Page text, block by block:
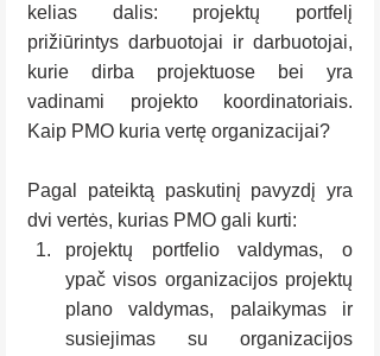
kelias dalis: projektų portfelį
prižiūrintys darbuotojai ir darbuotojai,
kurie dirba projektuose bei yra
vadinami projekto koordinatoriais.
Kaip PMO kuria vertę organizacijai?
Pagal pateiktą paskutinį pavyzdį yra
dvi vertės, kurias PMO gali kurti:
projektų portfelio valdymas, o
ypač visos organizacijos projektų
plano valdymas, palaikymas ir
susiejimas su organizacijos